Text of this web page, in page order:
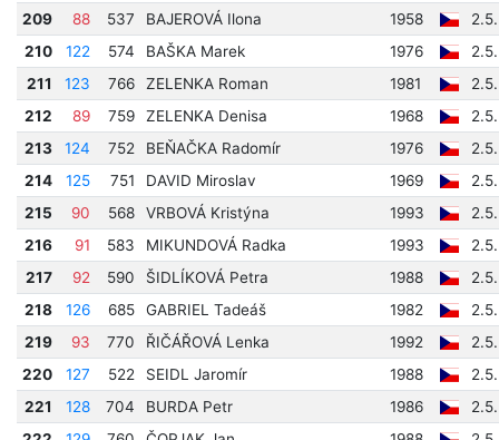
209 88 537 BAJEROVÁ Ilona 1958
210
122 574 BAŠKA Marek 1976
211
123 766 ZELENKA Roman 1981
212
89 759 ZELENKA Denisa 1968
213
124 752 BEŇAČKA Radomír 1976
214
125 751 DAVID Miroslav 1969
215
90 568 VRBOVÁ Kristýna 1993
216
91 583 MIKUNDOVÁ Radka 1993
217
92 590 ŠIDLÍKOVÁ Petra 1988
218
126 685 GABRIEL Tadeáš 1982
219
93 770 ŘIČÁŘOVÁ Lenka 1992
220
127 522 SEIDL Jaromír 1988
221
128 704 BURDA Petr 1986